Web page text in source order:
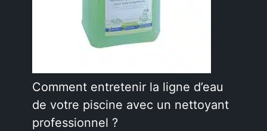
Comment entretenir la ligne d’eau
de votre piscine avec un nettoyant
professionnel ?